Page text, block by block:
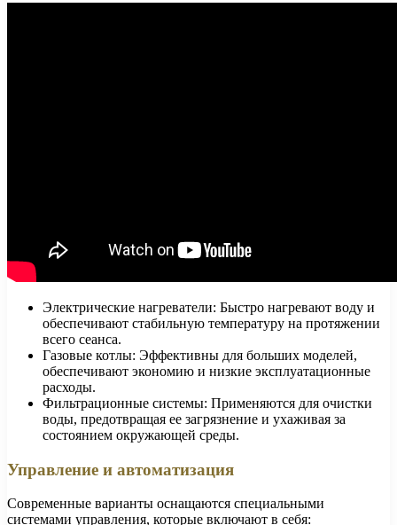
Электрические нагреватели: Быстро нагревают воду и
обеспечивают стабильную температуру на протяжении
всего сеанса.
Газовые котлы: Эффективны для больших моделей,
обеспечивают экономию и низкие эксплуатационные
расходы.
Фильтрационные системы: Применяются для очистки
воды, предотвращая ее загрязнение и ухаживая за
состоянием окружающей среды.
Управление и автоматизация
Современные варианты оснащаются специальными
системами управления, которые включают в себя: